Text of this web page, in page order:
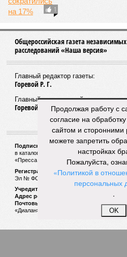
тысячи рублей
участков под жилую
ЕЩЕ
НОВОСТИ
Новости
ЕЩЕ ИЗ РАЗДЕЛА
Редкий случай
Продолжая работу с
согласие на
сайтом и
можете запретить
настройках
Пожалуйста,
«Политикой в
персональных
.
OK